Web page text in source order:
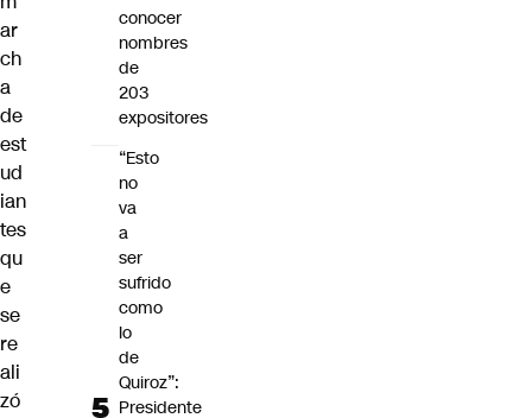
ar
ch
a
de
est
ud
ian
tes
qu
e
se
re
ali
zó
conocer
nombres
de
203
expositores
“Esto
no
va
a
ser
sufrido
como
lo
de
Quiroz”:
Presidente